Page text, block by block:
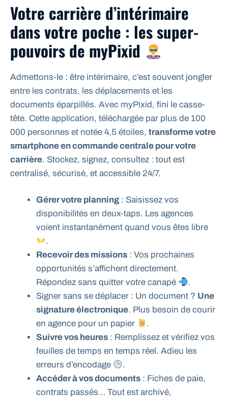
Votre carrière d’intérimaire
dans votre poche : les super-
pouvoirs de myPixid
Admettons-le : être intérimaire, c’est souvent jongler
entre les contrats, les déplacements et les
documents éparpillés. Avec myPixid, fini le casse-
tête. Cette application, téléchargée par plus de 100
000 personnes et notée 4,5 étoiles, transforme votre
smartphone en commande centrale pour votre
carrière. Stockez, signez, consultez : tout est
centralisé, sécurisé, et accessible 24/7.
Gérer votre planning : Saisissez vos
disponibilités en deux-taps. Les agences
voient instantanément quand vous êtes libre
.
Recevoir des missions : Vos prochaines
opportunités s’affichent directement.
Répondez sans quitter votre canapé
.
Signer sans se déplacer : Un document ? Une
signature électronique. Plus besoin de courir
en agence pour un papier
.
Suivre vos heures : Remplissez et vérifiez vos
feuilles de temps en temps réel. Adieu les
erreurs d’encodage
.
Accéder à vos documents : Fiches de paie,
contrats passés… Tout est archivé,